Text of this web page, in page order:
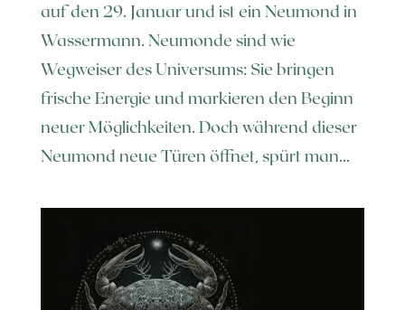
auf den 29. Januar und ist ein Neumond in
Wassermann. Neumonde sind wie
Wegweiser des Universums: Sie bringen
frische Energie und markieren den Beginn
neuer Möglichkeiten. Doch während dieser
Neumond neue Türen öffnet, spürt man...